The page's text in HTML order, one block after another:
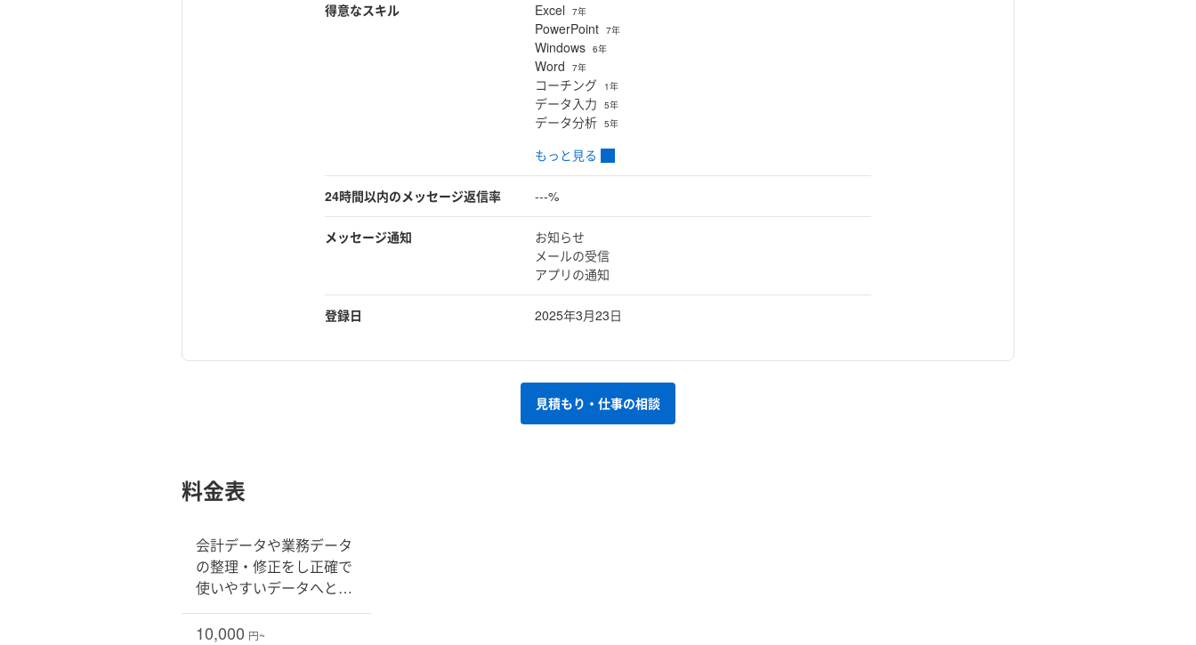
得意なスキル Excel 7年
PowerPoint 7年
Windows 6年
Word 7年
コーチング 1年
データ入力 5年
データ分析 5年
もっと見る
24時間以内のメッセージ返信率 ---%
メッセージ通知
お知らせ
メールの受信
アプリの通知
登録日 2025年3月23日
見積もり・仕事の相談
料金表
会計データや業務データ
の整理・修正をし正確で
使いやすいデータへとク
リーンアップします
10,000 円~